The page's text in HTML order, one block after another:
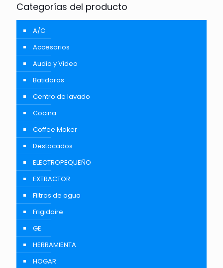
Categorías del producto
A/C
Accesorios
Audio y Video
Batidoras
Centro de lavado
Cocina
Coffee Maker
Destacados
ELECTROPEQUEÑO
EXTRACTOR
Filtros de agua
Frigidaire
GE
HERRAMIENTA
HOGAR